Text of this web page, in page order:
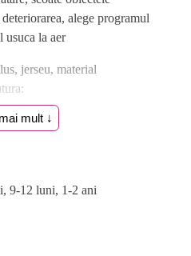
alege programul
usuca la aer
jerseu, material
14 cm
pentru produsele de
cu Directiva
temeinic in conformitate cu:
mult ↓
9-12 luni, 1-2 ani